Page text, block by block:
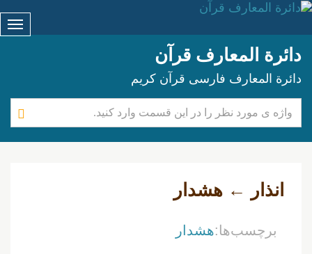
دائرة المعارف قرآن
دائرة المعارف فارسی قرآن کریم
انذار ← هشدار
برچسب‌ها:هشدار